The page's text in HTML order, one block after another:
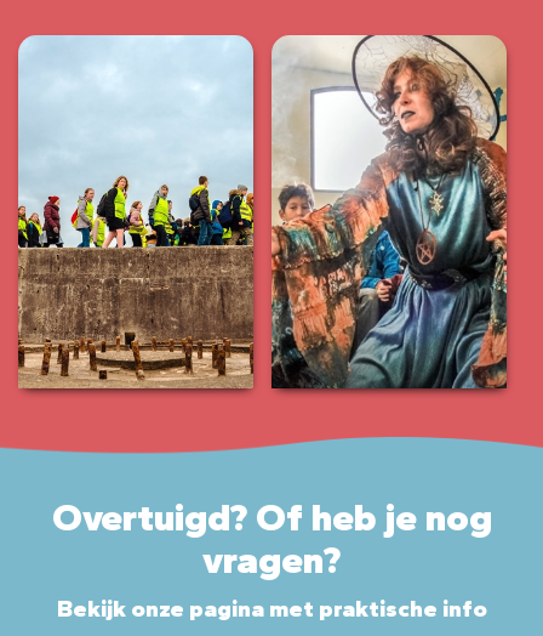
Overtuigd? Of heb je nog
vragen?
Bekijk onze pagina met praktische info